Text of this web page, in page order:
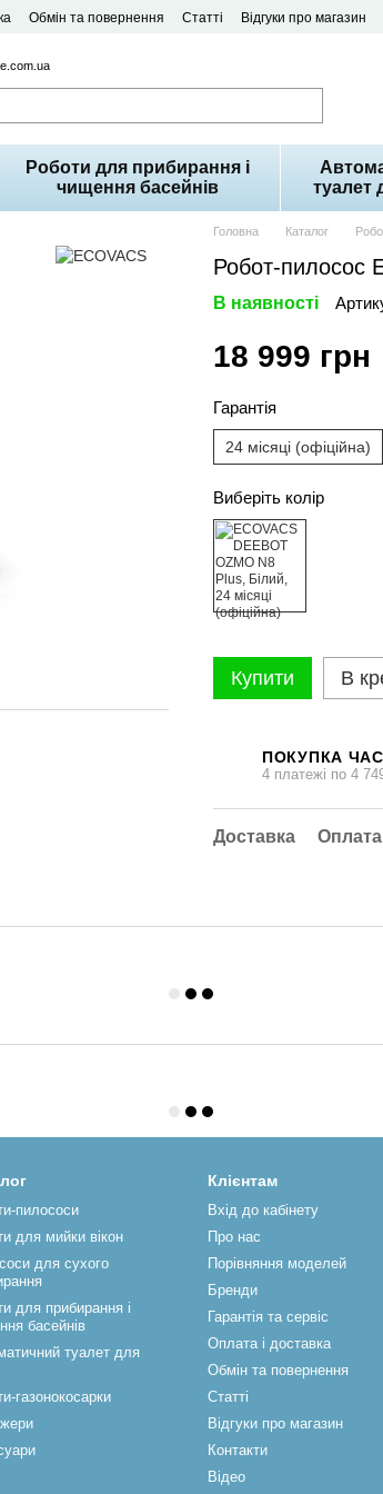
Обмін та повернення Статті Відгуки про магазин
Роботи для прибирання і
чищення басейнів
туалет
Головна Каталог
Робот-пилосос
В наявності
18 999 грн
Гарантія
24 місяці (офіційна)
Виберіть колір
Купити В
ПОКУПКА
4 платежі по 4
Доставка Оплата
пилососи
для мийки вікон
для сухого
для прибирання і
басейнів
туалет для
газонокосарки
Клієнтам
Вхід до кабінету
Про нас
Порівняння моделей
Бренди
Гарантія та сервіс
Оплата і доставка
Обмін та повернення
Статті
Відгуки про магазин
Контакти
Відео